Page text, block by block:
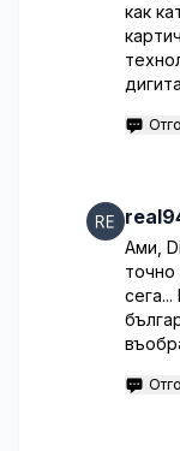
как
Ами,